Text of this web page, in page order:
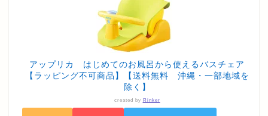
アップリカ はじめてのお風呂から使えるバスチェア
【ラッピング不可商品】【送料無料 沖縄・一部地域を
除く】
created by Rinker